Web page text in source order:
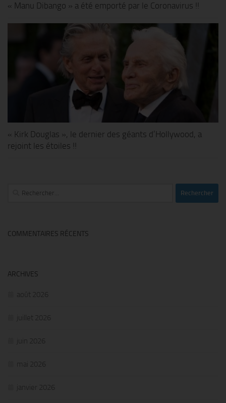
« Manu Dibango » a été emporté par le Coronavirus !!
« Kirk Douglas », le dernier des géants d’Hollywood, a
rejoint les étoiles !!
Rechercher :
COMMENTAIRES RÉCENTS
ARCHIVES
août 2026
juillet 2026
juin 2026
mai 2026
janvier 2026